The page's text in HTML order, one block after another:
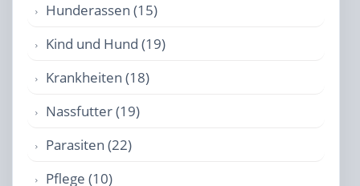
Hunderassen (15)
Kind und Hund (19)
Krankheiten (18)
Nassfutter (19)
Parasiten (22)
Pflege (10)